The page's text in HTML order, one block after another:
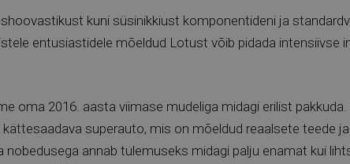
kuni süsinikkiust komponentideni ja
entusiastidele mõeldud Lotust võib pidada intensiivse
oma 2016. aasta viimase mudeliga midagi erilist
superauto, mis on mõeldud reaalsete teede
annab tulemuseks midagi palju enamat kui